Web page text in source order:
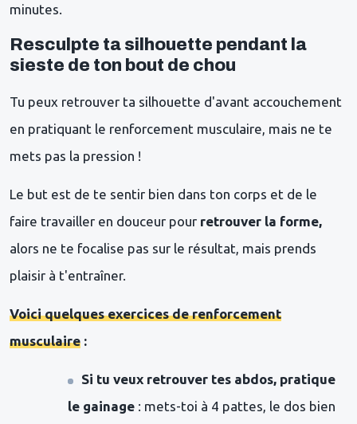
minutes.
Resculpte ta silhouette pendant la
sieste de ton bout de chou
Tu peux retrouver ta silhouette d'avant accouchement
en pratiquant le renforcement musculaire, mais ne te
mets pas la pression !
Le but est de te sentir bien dans ton corps et de le
faire travailler en douceur pour retrouver la forme,
alors ne te focalise pas sur le résultat, mais prends
plaisir à t'entraîner.
Voici quelques exercices de renforcement
musculaire :
Si tu veux retrouver tes abdos, pratique
le gainage : mets-toi à 4 pattes, le dos bien